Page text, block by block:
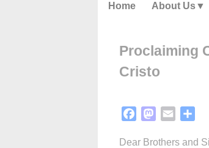
Home About Us
Proclaiming
Cristo
FacebookMastodon
Email
Dear Brothers and